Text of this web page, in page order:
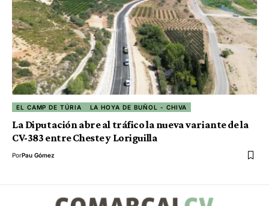
EL CAMP DE TÚRIA LA HOYA DE BUÑOL - CHIVA
La Diputación abre al tráfico la nueva variante de la
CV-383 entre Cheste y Loriguilla
PorPau Gómez